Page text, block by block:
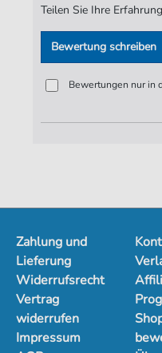
Teilen Sie Ihre
Bewertung schreiben
Bewertungen nur in
Zahlung und
Lieferung
Widerrufsrecht
Vertrag
widerrufen
Impressum